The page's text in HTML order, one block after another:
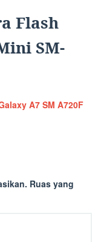
Flash
SM-
A7 SM A720F
Ruas yang